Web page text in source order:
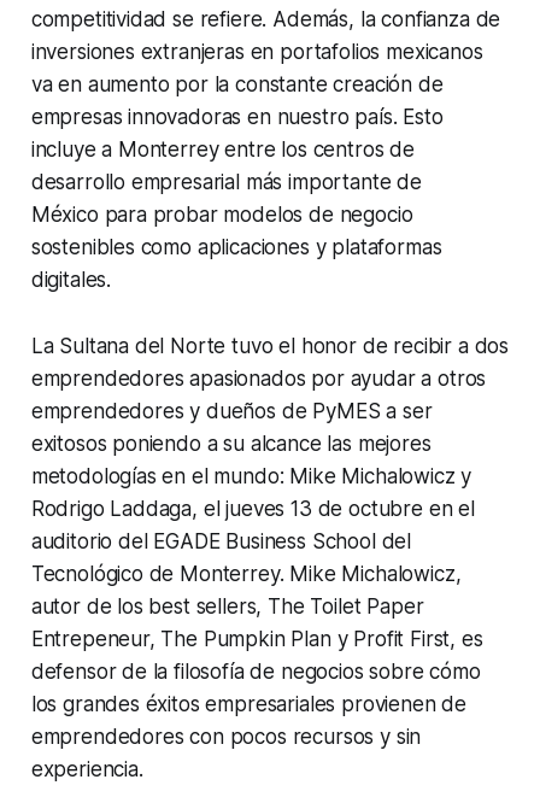
competitividad se refiere. Además, la confianza de
inversiones extranjeras en portafolios mexicanos
va en aumento por la constante creación de
empresas innovadoras en nuestro país. Esto
incluye a Monterrey entre los centros de
desarrollo empresarial más importante de
México para probar modelos de negocio
sostenibles como aplicaciones y plataformas
digitales.
La Sultana del Norte tuvo el honor de recibir a dos
emprendedores apasionados por ayudar a otros
emprendedores y dueños de PyMES a ser
exitosos poniendo a su alcance las mejores
metodologías en el mundo: Mike Michalowicz y
Rodrigo Laddaga, el jueves 13 de octubre en el
auditorio del EGADE Business School del
Tecnológico de Monterrey. Mike Michalowicz,
autor de los best sellers, The Toilet Paper
Entrepeneur, The Pumpkin Plan y Profit First, es
defensor de la filosofía de negocios sobre cómo
los grandes éxitos empresariales provienen de
emprendedores con pocos recursos y sin
experiencia.